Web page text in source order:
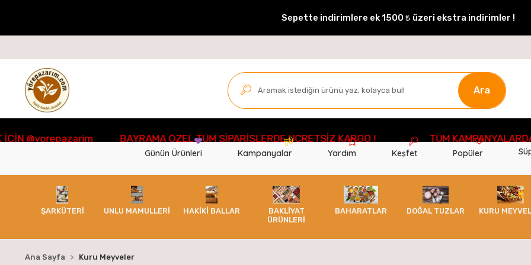
Sepette indirimlere ek 1500 ₺ üzeri ekstra indirimler !
BAYRAMA ÖZEL TÜM SİPARİŞLERDE ÜCRETSİZ KARGO ! TÜM KAMPANYALARDAN
Ara
Günün Ürünleri Kampanyalar Yardım Keşfet Popüler
ŞARKÜTERİ UNLU MAMULLERİ HAKİKİ BALLAR
BAKLİYAT
ÜRÜNLERİ
BAHARATLAR DOĞAL TUZLAR KURU
Ana Sayfa Kuru Meyveler